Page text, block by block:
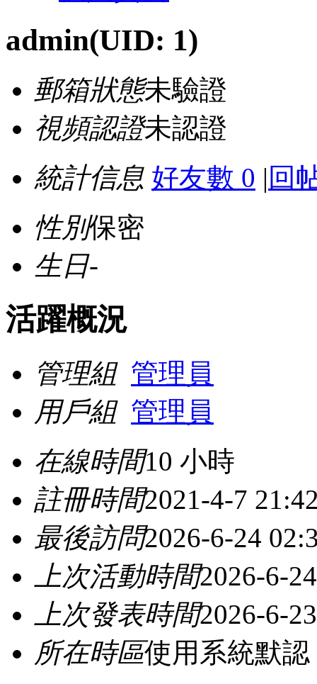
admin(UID: 1)
郵箱狀態未驗證
視頻認證未認證
統計信息 好友數 0 | 回
性別保密
生日-
活躍概況
管理組 管理員
用戶組 管理員
在線時間10 小時
註冊時間2021-4-7
最後訪問2026-6-24
上次活動時間2026-6-
上次發表時間2026-6-
所在時區使用系統默認